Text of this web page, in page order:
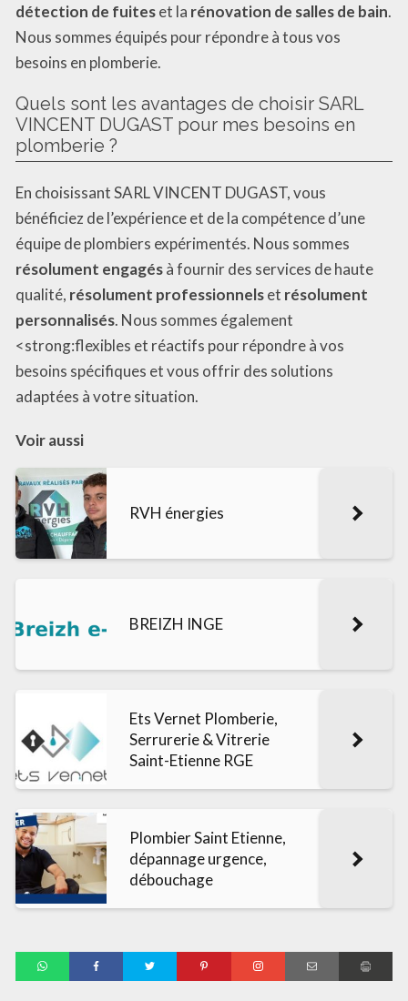
détection de fuiteset la rénovation de salles de bain.
Nous sommes équipés pour répondre à tous vos
besoins en plomberie.
Quels sont les avantages de choisir SARL
VINCENT DUGAST pour mes besoins en
plomberie ?
En choisissant SARL VINCENT DUGAST, vous
bénéficiez de l’expérience et de la compétence d’une
équipe de plombiers expérimentés. Nous sommes
résolument engagésà fournir des services de haute
qualité, résolument professionnelset résolument
personnalisés. Nous sommes également
<strong:flexibles et réactifs pour répondre à vos
besoins spécifiques et vous offrir des solutions
adaptées à votre situation.
Voir aussi
RVH énergies
BREIZH INGE
Ets Vernet Plomberie,
Serrurerie & Vitrerie
Saint-Etienne RGE
Plombier Saint Etienne,
dépannage urgence,
débouchage